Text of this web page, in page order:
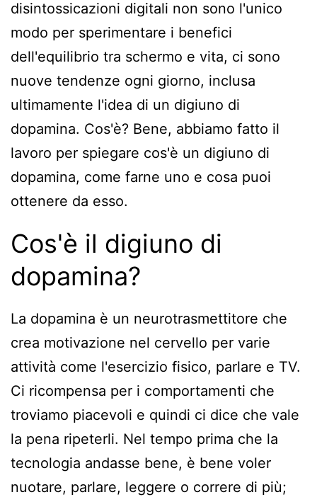
disintossicazioni digitali non sono l'unico
modo per sperimentare i benefici
dell'equilibrio tra schermo e vita, ci sono
nuove tendenze ogni giorno, inclusa
ultimamente l'idea di un digiuno di
dopamina. Cos'è? Bene, abbiamo fatto il
lavoro per spiegare cos'è un digiuno di
dopamina, come farne uno e cosa puoi
ottenere da esso.
Cos'è il digiuno di
dopamina?
La dopamina è un neurotrasmettitore che
crea motivazione nel cervello per varie
attività come l'esercizio fisico, parlare e TV.
Ci ricompensa per i comportamenti che
troviamo piacevoli e quindi ci dice che vale
la pena ripeterli. Nel tempo prima che la
tecnologia andasse bene, è bene voler
nuotare, parlare, leggere o correre di più;